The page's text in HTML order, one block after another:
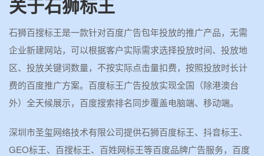
石狮百搜标王是一款针对百度广告包年投放的推广产品，无需
企业新建网站，可以根据客户实际需求选择投放时间、投放地
区、投放关键词数量，不按实际点击量扣费，按照投放时长计
费的百度推广方案。百度标王广告投放实现全国（除港澳台
外）全天候展示，百度搜索排名同步覆盖电脑端、移动端。
深圳市圣玺网络技术有限公司提供石狮百度标王、抖音标王、
GEO标王、百搜标王、百姓网标王等百度品牌广告服务，百度